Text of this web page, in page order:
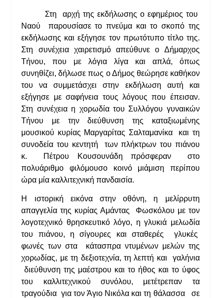
Στη αρχή της εκδήλωσης ο εφημέριος του
Ναού παρουσίασε το πνεύμα και το σκοπό της
εκδήλωσης και εξήγησε τον πρωτότυπο τίτλο της.
Στη συνέχεια χαιρετισμό απεύθυνε ο Δήμαρχος
Τήνου, που με λόγια λίγα και απλά, όπως
συνηθίζει, δήλωσε πως ο Δήμος θεώρησε καθήκον
του να συμμετάσχει στην εκδήλωση αυτή και
εξήγησε με σαφήνεια τους λόγους που έπεισαν.
Στη συνέχεια η χορωδία του Συλλόγου γυναικών
Τήνου με την διεύθυνση της καταξιωμένης
μουσικού κυρίας Μαργαρίτας Σαλταμανίκακαι τη
συνοδεία του κεντητή των πλήκτρων του πιάνου
κ. Πέτρου Κουσουνάδη πρόσφεραν στο
πολυάριθμο φιλόμουσο κοινό μιάμιση περίπου
ώρα μία καλλιτεχνική πανδαισία.
Η ιστορική εικόνα στην οθόνη, η μελίρρυτη
απαγγελία της κυρίας Αμάντας Φωσκόλου με τον
λογοτεχνικό θρησκευτικό λόγο, η γλυκιά μελωδία
του πιάνου, η σίγουρες και σταθερές γλυκές
φωνές των στα κάτασπρα ντυμένων μελών της
χορωδίας, με τη δεξιοτεχνία, τη λεπτή και γαλήνια
διεύθυνση της μαέστρου και το ήθος και το ύφος
του καλλιτεχνικού συνόλου, μετέτρεπαν τα
τραγούδια για τον Άγιο Νικόλα και τη θάλασσα σε